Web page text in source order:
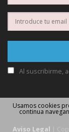
Al suscribirme,
Aviso Legal |
Usamos cookies
continua